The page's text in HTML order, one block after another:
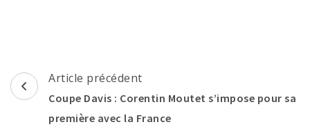
Navigation
d'article
Article précédent
Coupe Davis : Corentin Moutet s’impose pour sa
première avec la France